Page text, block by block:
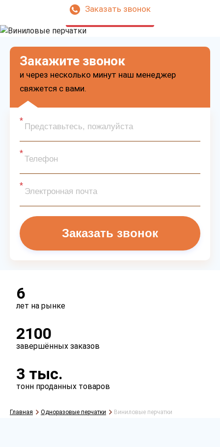
Заказать звонок
в Краснодаре
Закажите звонок
и через несколько минут наш менеджер
свяжется с вами.
Заказать звонок
6
лет на рынке
2100
завершённых заказов
3 тыс.
тонн проданных товаров
Главная Одноразовые перчатки Виниловые перчатки